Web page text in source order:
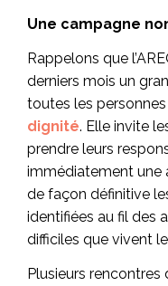
Une campagne
Rappelons que
derniers mois un
toutes les
dignité. Elle invite
prendre leurs
immédiatement une
de façon définitive
identifiées au fil des
difficiles que vivent
Plusieurs